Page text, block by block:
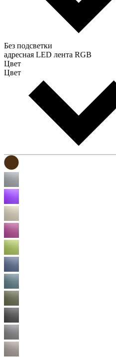
Без подсветки
адресная LED лента RGB
Цвет
Цвет